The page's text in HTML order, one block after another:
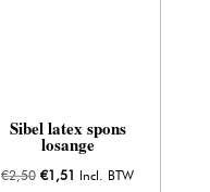
Sibel latex spons
losange
€2,50 Oorspronkelijke
€1,51 Huidige
Incl. BTW